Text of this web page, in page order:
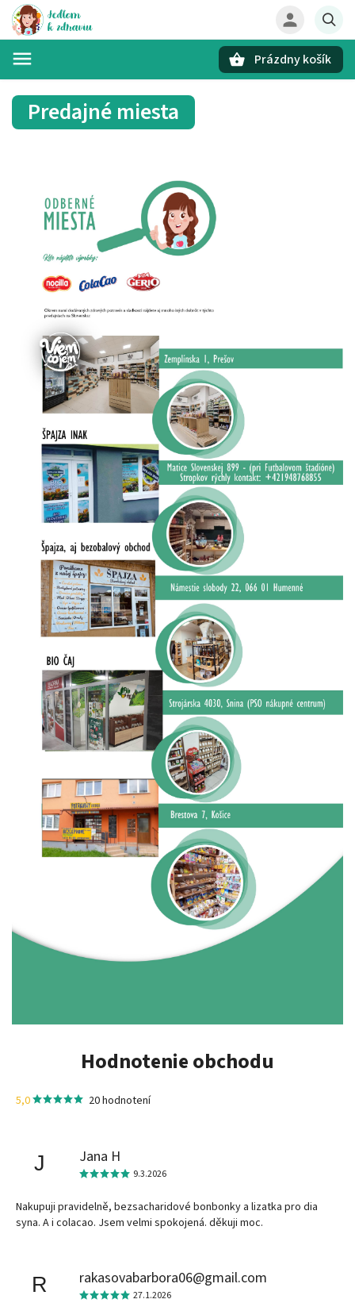
Prázdny košík
Predajné miesta
Hodnotenie obchodu
5,0 20 hodnotení
J Jana H
9.3.2026
Nakupuji pravidelně, bezsacharidové bonbonky a lizatka pro dia
syna. A i colacao. Jsem velmi spokojená. děkuji moc.
R rakasovabarbora06@gmail.com
27.1.2026